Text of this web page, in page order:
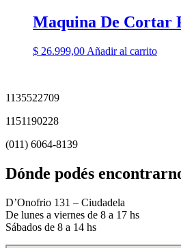
Maquina De Cortar
$ 26.999,00 Añadir al carrito
1135522709
1151190228
(011) 6064-8139
Dónde podés
D’Onofrio 131 – Ciudadela
De lunes a viernes de 8 a 17 hs
Sábados de 8 a 14 hs